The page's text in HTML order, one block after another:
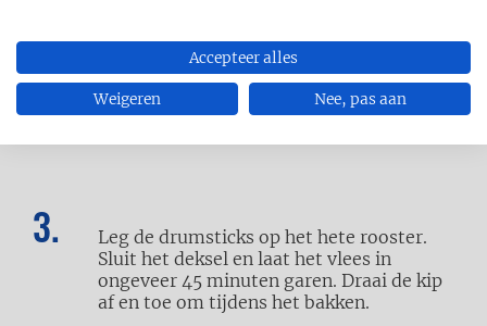
Dep de drumsticks goed droog met
keukenpapier en bestrijk ze met
Leg de drumsticks op het hete rooster.
Sluit het deksel en laat het vlees in
ongeveer 45 minuten garen. Draai de kip
af en toe om tijdens het bakken.
Accepteer alles
Weigeren Nee, pas aan